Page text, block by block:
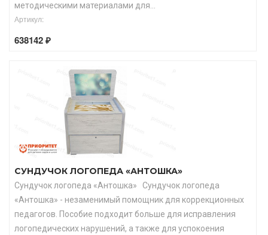
методическими материалами для...
Артикул:
638142 ₽
СУНДУЧОК ЛОГОПЕДА «АНТОШКА»
Сундучок логопеда «Антошка» Сундучок логопеда
«Антошка» - незаменимый помощник для коррекционных
педагогов. Пособие подходит больше для исправления
логопедических нарушений, а также для успокоения